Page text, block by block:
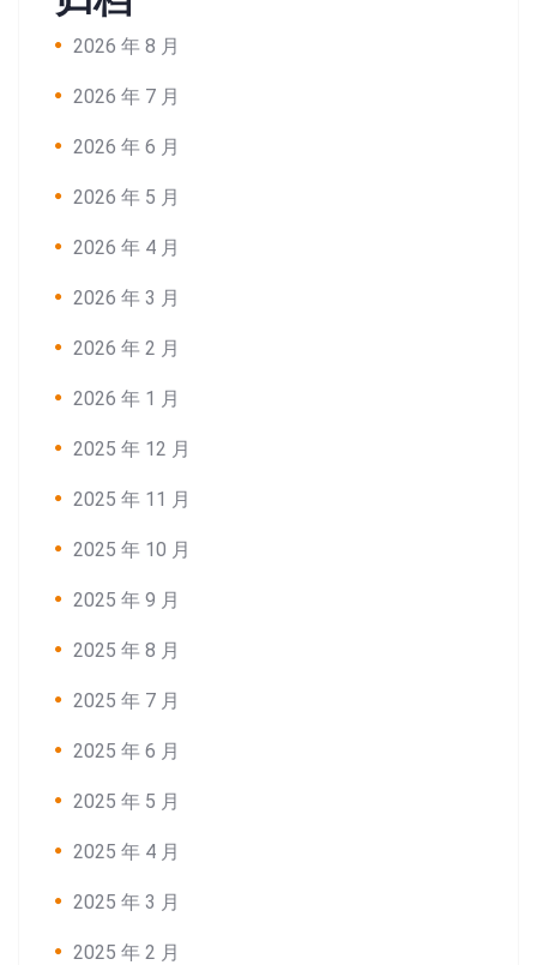
2026 年 8 月
2026 年 7 月
2026 年 6 月
2026 年 5 月
2026 年 4 月
2026 年 3 月
2026 年 2 月
2026 年 1 月
2025 年 12 月
2025 年 11 月
2025 年 10 月
2025 年 9 月
2025 年 8 月
2025 年 7 月
2025 年 6 月
2025 年 5 月
2025 年 4 月
2025 年 3 月
2025 年 2 月